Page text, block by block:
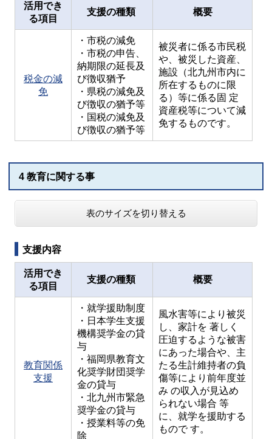
活用でき
る項目
支援の種類 概要
税金の減
免
・市税の減免
・市税の申告、
納期限の延長及
び徴収猶予
・県税の減免及
び徴収の猶予等
・国税の減免及
び徴収の猶予等
被災者に係る市民税
や、被災した資産、
施設（北九州市内に
所在するものに限
る）等に係る固 定
資産税等について減
免するものです。
4 教育に関する事
表のサイズを切り替える
支援内容
活用でき
る項目
支援の種類 概要
教育関係
支援
・就学援助制度
・日本学生支援
機構奨学金の貸
与
・福岡県教育文
化奨学財団奨学
金の貸与
・北九州市緊急
奨学金の貸与
・授業料等の免
除
風水害等により被災
し、家計を 著しく
圧迫するような被害
にあった場合や、主
たる生計維持者の負
傷等により前年度並
み の収入が見込め
られない場合 等
に、就学を援助する
もので す。